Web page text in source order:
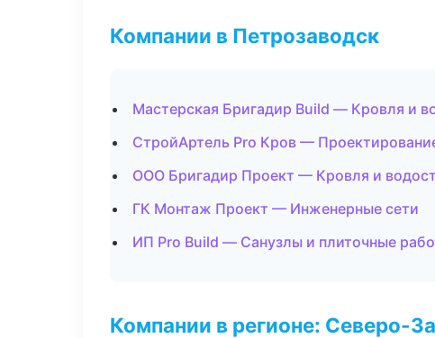
Компании в Петрозаводск
Мастерская Бригадир Build — Кровля и
СтройАртель Pro Кров —
ООО Бригадир Проект — Кровля и
ГК Монтаж Проект — Инженерные сети
ИП Pro Build — Санузлы и плиточные
Компании в регионе: Северо-